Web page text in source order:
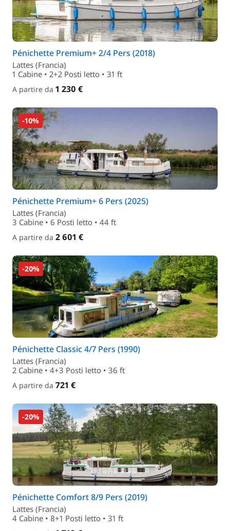
Pénichette Premium+ 2/4 Pers (2018)
Lattes (Francia)
1 Cabine • 2+2 Posti letto • 31 ft
A partire da 1 230 €
-10%
Pénichette Premium+ 6 Pers (2025)
Lattes (Francia)
3 Cabine • 6 Posti letto • 44 ft
A partire da 2 601 €
-20%
Pénichette Classic 4/7 Pers (1990)
Lattes (Francia)
2 Cabine • 4+3 Posti letto • 36 ft
A partire da 721 €
-20%
Pénichette Comfort 8/9 Pers (2019)
Lattes (Francia)
4 Cabine • 8+1 Posti letto • 31 ft